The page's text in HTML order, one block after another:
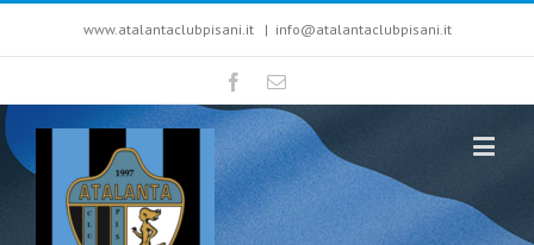
www.atalantaclubpisani.it | info@atalantaclubpisani.it